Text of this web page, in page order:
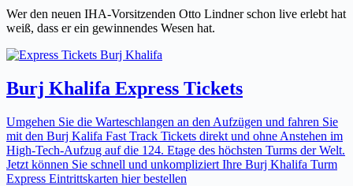
Wer den neuen IHA-Vorsitzenden Otto Lindner schon live erlebt hat
weiß, dass er ein gewinnendes Wesen hat.
Burj Khalifa Express Tickets
Umgehen Sie die Warteschlangen an den Aufzügen und fahren Sie
mit den Burj Kalifa Fast Track Tickets direkt und ohne Anstehen im
High-Tech-Aufzug auf die 124. Etage des höchsten Turms der Welt.
Jetzt können Sie schnell und unkompliziert Ihre Burj Khalifa Turm
Express Eintrittskarten hier bestellen